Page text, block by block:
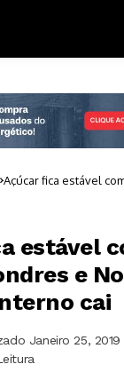
Açúcar fica estável
Londres e Nova York;
estável
e
cai
Janeiro 25, 2019